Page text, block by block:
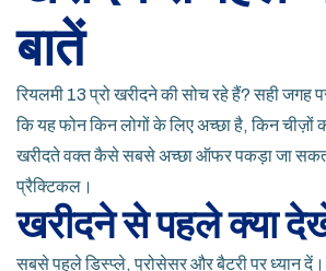
बातें
रियलमी 13 प्रो खरीदने की सोच रहे हैं? सही
कि यह फोन किन लोगों के लिए अच्छा है, किन चीज़ों
खरीदते वक्त कैसे सबसे अच्छा ऑफर पकड़ा जा
प्रैक्टिकल।
खरीदने से पहले क्या
सबसे पहले डिस्प्ले, प्रोसेसर और बैटरी पर ध्यान